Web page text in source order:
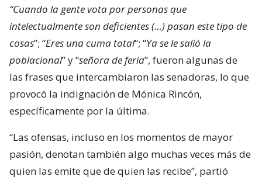
“Cuando la gente vota por personas que
intelectualmente son deficientes (…) pasan este tipo de
cosas”; “Eres una cuma total“; “Ya se le salió la
poblacional” y “señora de feria”, fueron algunas de
las frases que intercambiaron las senadoras, lo que
provocó la indignación de Mónica Rincón,
específicamente por la última.
“Las ofensas, incluso en los momentos de mayor
pasión, denotan también algo muchas veces más de
quien las emite que de quien las recibe”, partió